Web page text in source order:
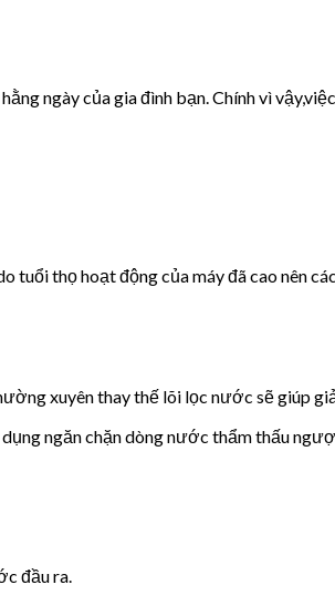
ngày của gia đình bạn. Chính vì
thọ hoạt động của máy đã cao nên
xuyên thay thế lõi lọc nước sẽ giúp
ngăn chặn dòng nước thẩm thấu
đầu ra.